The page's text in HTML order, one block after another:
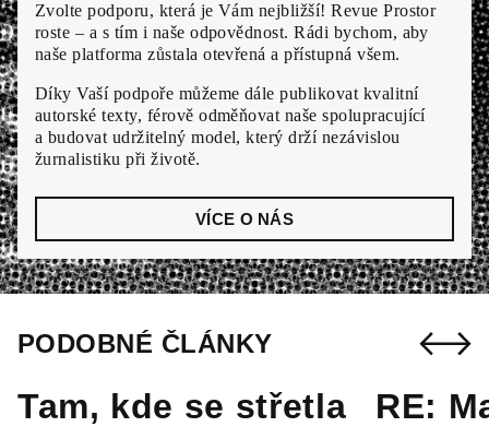
Zvolte podporu, která je Vám nejbližší! Revue Prostor
roste – a s tím i naše odpovědnost. Rádi bychom, aby
naše platforma zůstala otevřená a přístupná všem.
Díky Vaší podpoře můžeme dále publikovat kvalitní
autorské texty, férově odměňovat naše spolupracující
a budovat udržitelný model, který drží nezávislou
žurnalistiku při životě.
VÍCE O NÁS
PODOBNÉ ČLÁNKY
Tam, kde se střetla
RE: